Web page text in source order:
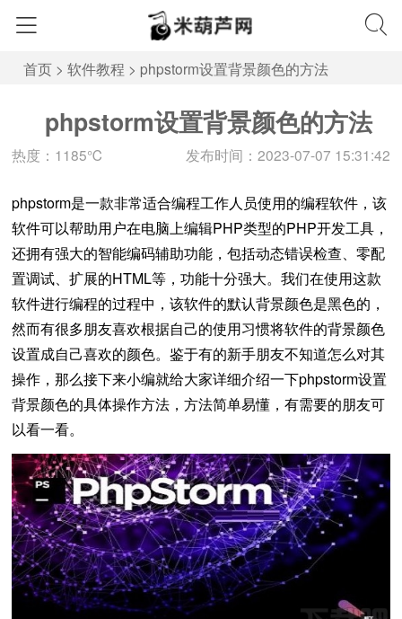
首页 > 软件教程 > phpstorm设置背景颜色的方法
phpstorm设置背景颜色的方法
热度：1185℃ 发布时间：2023-07-07 15:31:42
phpstorm是一款非常适合编程工作人员使用的编程软件，该
软件可以帮助用户在电脑上编辑PHP类型的PHP开发工具，
还拥有强大的智能编码辅助功能，包括动态错误检查、零配
置调试、扩展的HTML等，功能十分强大。我们在使用这款
软件进行编程的过程中，该软件的默认背景颜色是黑色的，
然而有很多朋友喜欢根据自己的使用习惯将软件的背景颜色
设置成自己喜欢的颜色。鉴于有的新手朋友不知道怎么对其
操作，那么接下来小编就给大家详细介绍一下phpstorm设置
背景颜色的具体操作方法，方法简单易懂，有需要的朋友可
以看一看。